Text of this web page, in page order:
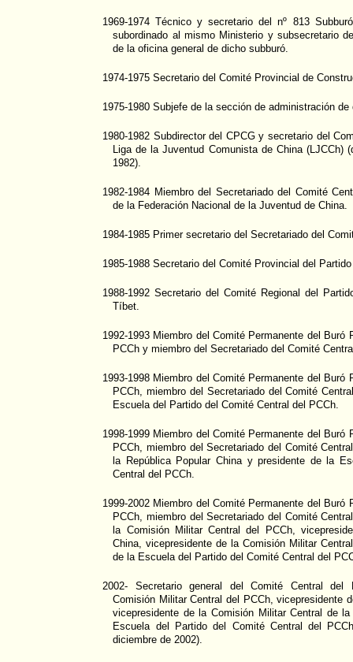
1969-1974 Técnico y secretario del nº 813
subordinado al mismo Ministerio y subsecretario
de la oficina general de dicho subburó.
1974-1975 Secretario del Comité Provincial de
1975-1980 Subjefe de la sección de administración
1980-1982 Subdirector del CPCG y secretario del
Liga de la Juventud Comunista de China (LJCCh)
1982).
1982-1984 Miembro del Secretariado del Comité
de la Federación Nacional de la Juventud de China.
1984-1985 Primer secretario del Secretariado del
1985-1988 Secretario del Comité Provincial del
1988-1992 Secretario del Comité Regional del
Tíbet.
1992-1993 Miembro del Comité Permanente del Buró
PCCh y miembro del Secretariado del Comité
1993-1998 Miembro del Comité Permanente del Buró
PCCh, miembro del Secretariado del Comité
Escuela del Partido del Comité Central del PCCh.
1998-1999 Miembro del Comité Permanente del Buró
PCCh, miembro del Secretariado del Comité
la República Popular China y presidente de la
Central del PCCh.
1999-2002 Miembro del Comité Permanente del Buró
PCCh, miembro del Secretariado del Comité
la Comisión Militar Central del PCCh,
China, vicepresidente de la Comisión Militar
de la Escuela del Partido del Comité Central del
2002- Secretario general del Comité Central del
Comisión Militar Central del PCCh, vicepresidente
vicepresidente de la Comisión Militar Central de
Escuela del Partido del Comité Central del
diciembre de 2002).